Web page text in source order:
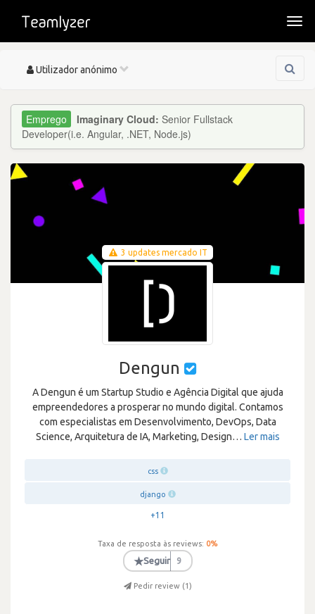
Toggle
Utilizador anónimo
Imaginary Cloud: Senior Fullstack
Developer(i.e. Angular, .NET, Node.js)
3 updates mercado IT
Dengun
A Dengun é um Startup Studio e Agência Digital que ajuda
empreendedores a prosperar no mundo digital. Contamos
com especialistas em Desenvolvimento, DevOps, Data
Science, Arquitetura de IA, Marketing, Design… Ler mais
css
django
+11
Taxa de resposta às reviews: 0%
★Seguir 9
Pedir review (1)